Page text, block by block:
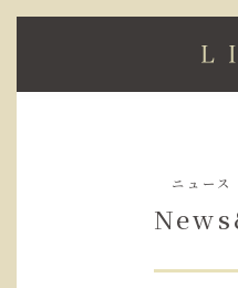
ニュー